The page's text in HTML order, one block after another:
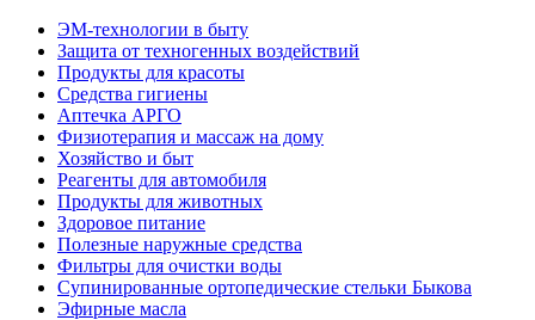
ЭМ-технологии в быту
Защита от техногенных воздействий
Продукты для красоты
Средства гигиены
Аптечка АРГО
Физиотерапия и массаж на дому
Хозяйство и быт
Реагенты для автомобиля
Продукты для животных
Здоровое питание
Полезные наружные средства
Фильтры для очистки воды
Супинированные ортопедические стельки Быкова
Эфирные масла